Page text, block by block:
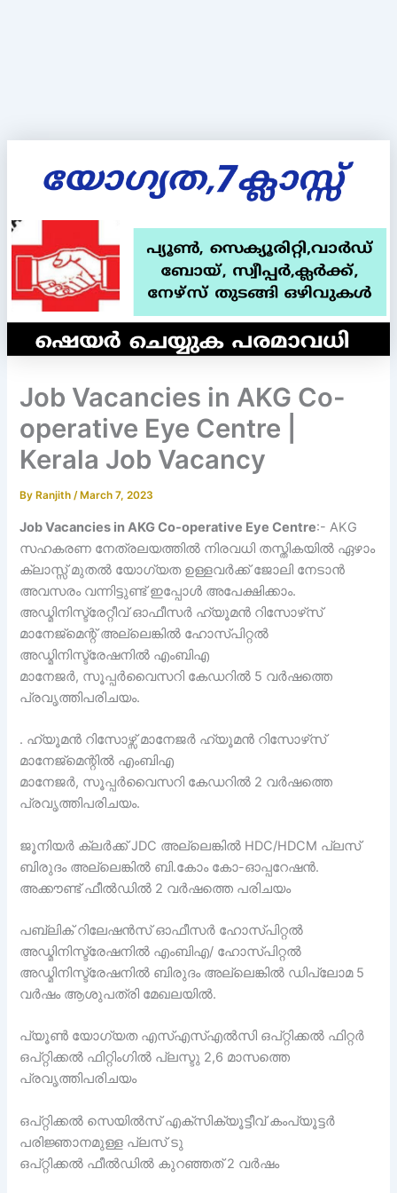
Job Vacancies in AKG Co-
operative Eye Centre |
Kerala Job Vacancy
By Ranjith/ March 7, 2023
Job Vacancies in AKG Co-operative Eye Centre:- AKG
സഹകരണ നേത്രലയത്തിൽ നിരവധി തസ്തികയിൽ ഏഴാം
ക്ലാസ്സ്‌ മുതൽ യോഗ്യത ഉള്ളവർക്ക് ജോലി നേടാൻ
അവസരം വന്നിട്ടുണ്ട് ഇപ്പോൾ അപേക്ഷിക്കാം.
അഡ്മിനിസ്ട്രേറ്റീവ് ഓഫീസർ ഹ്യൂമൻ റിസോഴ്‌സ്
മാനേജ്‌മെന്റ് അല്ലെങ്കിൽ ഹോസ്പിറ്റൽ
അഡ്മിനിസ്ട്രേഷനിൽ എംബിഎ
മാനേജർ, സൂപ്പർവൈസറി കേഡറിൽ 5 വർഷത്തെ
പ്രവൃത്തിപരിചയം.
. ഹ്യൂമൻ റിസോഴ്സ് മാനേജർ ഹ്യൂമൻ റിസോഴ്‌സ്
മാനേജ്‌മെന്റിൽ എംബിഎ
മാനേജർ, സൂപ്പർവൈസറി കേഡറിൽ 2 വർഷത്തെ
പ്രവൃത്തിപരിചയം.
ജൂനിയർ ക്ലർക്ക് JDC അല്ലെങ്കിൽ HDC/HDCM പ്ലസ്
ബിരുദം അല്ലെങ്കിൽ ബി.കോം കോ-ഓപ്പറേഷൻ.
അക്കൗണ്ട് ഫീൽഡിൽ 2 വർഷത്തെ പരിചയം
പബ്ലിക് റിലേഷൻസ് ഓഫീസർ ഹോസ്പിറ്റൽ
അഡ്മിനിസ്ട്രേഷനിൽ എംബിഎ/ ഹോസ്പിറ്റൽ
അഡ്മിനിസ്ട്രേഷനിൽ ബിരുദം അല്ലെങ്കിൽ ഡിപ്ലോമ 5
വർഷം ആശുപത്രി മേഖലയിൽ.
പ്യൂൺ യോഗ്യത എസ്എസ്എൽസി ഒപ്റ്റിക്കൽ ഫിറ്റർ
ഒപ്റ്റിക്കൽ ഫിറ്റിംഗിൽ പ്ലസ്ടു 2,6 മാസത്തെ
പ്രവൃത്തിപരിചയം
ഒപ്റ്റിക്കൽ സെയിൽസ് എക്സിക്യൂട്ടീവ് കംപ്യൂട്ടർ
പരിജ്ഞാനമുള്ള പ്ലസ് ടു
ഒപ്റ്റിക്കൽ ഫീൽഡിൽ കുറഞ്ഞത് 2 വർഷം